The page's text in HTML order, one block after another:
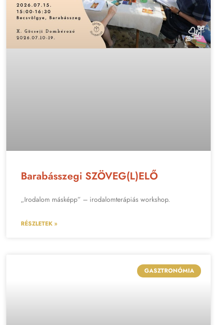
Barabásszegi SZÖVEG(L)ELŐ
„Irodalom másképp” – irodalomterápiás workshop.
RÉSZLETEK »
GASZTRONÓMIA